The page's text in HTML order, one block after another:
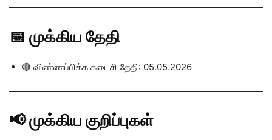
📅 முக்கிய தேதி
🔴 விண்ணப்பிக்க கடைசி தேதி: 05.05.2026
📢 முக்கிய குறிப்புகள்